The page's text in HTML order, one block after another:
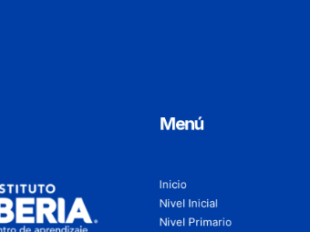
Menú
Inicio
Nivel Inicial
Nivel Primario